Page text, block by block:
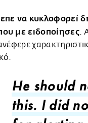
να κυκλοφορεί
με ειδοποίησες.
He should
this. I did